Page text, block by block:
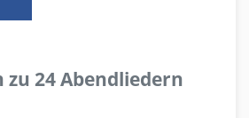
zu 24 Abendliedern